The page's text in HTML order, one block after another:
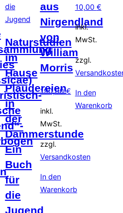
Naturstudien
im
Hause
Plaudereien
in
der
Dämmerstunde
Ein
Buch
für
die
aus
Nirgendland
von
William
Morris
190,00€
inkl.
MwSt.
zzgl.
Versandkosten
In den
Warenkorb
10,00 €
inkl.
MwSt.
zzgl.
In den
Warenkorb